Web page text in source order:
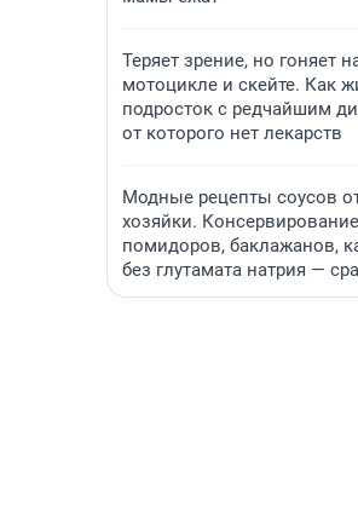
Теряет зрение, но гоняет
мотоцикле и скейте. Как
подросток с редчайшим
от которого нет лекарств
Модные рецепты соусов
хозяйки. Консервирование
помидоров, баклажанов,
без глутамата натрия —